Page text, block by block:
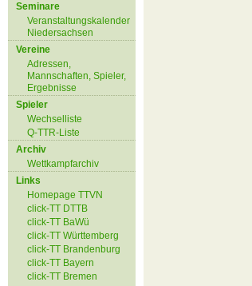
Seminare
Veranstaltungskalender
Niedersachsen
Vereine
Adressen,
Mannschaften, Spieler,
Ergebnisse
Spieler
Wechselliste
Q-TTR-Liste
Archiv
Wettkampfarchiv
Links
Homepage TTVN
click-TT DTTB
click-TT BaWü
click-TT Württemberg
click-TT Brandenburg
click-TT Bayern
click-TT Bremen